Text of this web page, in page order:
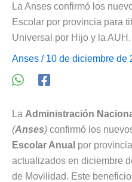
La Anses confirmó los
Escolar por provincia para
Universal por Hijo y la AUH.
Anses / 10 de diciembre de
La Administración
(Anses) confirmó los
Escolar Anual por
actualizados en diciembre
de Movilidad. Este